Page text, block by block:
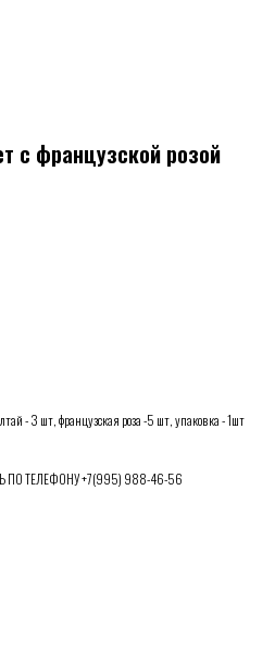
с французской розой
- 3 шт, французская роза -5 шт, упаковка - 1шт
ПО ТЕЛЕФОНУ +7(995) 988-46-56